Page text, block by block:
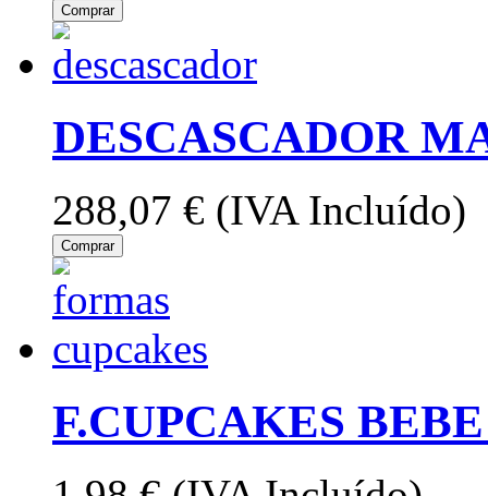
Comprar
DESCASCADOR
288,07 € (IVA Incluído)
Comprar
F.CUPCAKES